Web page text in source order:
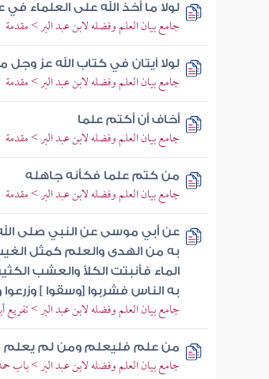
لولا ما أخذ الله على العلماء
جامع بيان العلم وفضله لابن عبد البر > مقدمة
لولا آيتان في كتاب الله عز
جامع بيان العلم وفضله لابن عبد البر > مقدمة
أخاف أن أكتم علما
جامع بيان العلم وفضله لابن عبد البر > مقدمة
من كتم علما فكأنه جاهله
جامع بيان العلم وفضله لابن عبد البر > مقدمة
عن أبي موسى عن النبي صلى
به من الهدى والعلم كمثل
الماء فأنبتت الكلأ والعشب
به الناس فشربوا [وسقوا ]
جامع بيان العلم وفضله لابن عبد البر >
من علم فليعلم ومن لم يعلم
جامع بيان العلم وفضله لابن عبد البر > باب